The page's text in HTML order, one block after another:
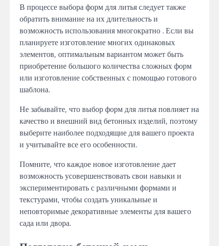
В процессе выбора форм для литья следует также
обратить внимание на их длительность и
возможность использования многократно . Если вы
планируете изготовление многих одинаковых
элементов, оптимальным вариантом может быть
приобретение большого количества сложных форм
или изготовление собственных с помощью готового
шаблона.
Не забывайте, что выбор форм для литья повлияет на
качество и внешний вид бетонных изделий, поэтому
выберите наиболее подходящие для вашего проекта
и учитывайте все его особенности.
Помните, что каждое новое изготовление дает
возможность усовершенствовать свои навыки и
экспериментировать с различными формами и
текстурами, чтобы создать уникальные и
неповторимые декоративные элементы для вашего
сада или двора.